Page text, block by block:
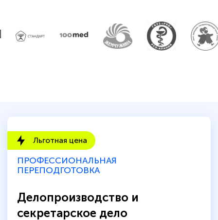
Льготная цена
ПРОФЕССИОНАЛЬНАЯ
ПЕРЕПОДГОТОВКА
Делопроизводство и
секретарское дело